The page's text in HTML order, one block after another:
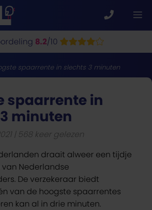
8.2/10
spaarrente in slechts 3 minuten
spaarrente in
minuten
568 keer gelezen
draait alweer een tijdje
Nederlandse
De verzekeraar biedt
van de hoogste spaarrentes
kan al in drie minuten.